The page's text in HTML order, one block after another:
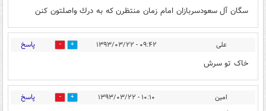
سگان آل سعودسربازان امام زمان منتظرن كه به درك واصلتون كنن
علی ۰۹:۴۲ - ۱۳۹۳/۰۳/۲۲ 0 پاسخ
خاک تو سرش
امين ۱۰:۱۰ - ۱۳۹۳/۰۳/۲۲ 0 پاسخ